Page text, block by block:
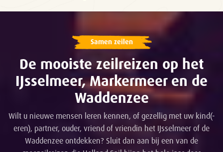
Samen zeilen
De mooiste zeilreizen op het
IJsselmeer, Markermeer en de
Waddenzee
Wilt u nieuwe mensen leren kennen, of gezellig met uw kind(-
eren), partner, ouder, vriend of vriendin het IJsselmeer of de
Waddenzee ontdekken? Sluit dan aan bij een van de